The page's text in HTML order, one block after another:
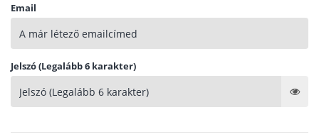
Email
Jelszó (Legalább 6 karakter)